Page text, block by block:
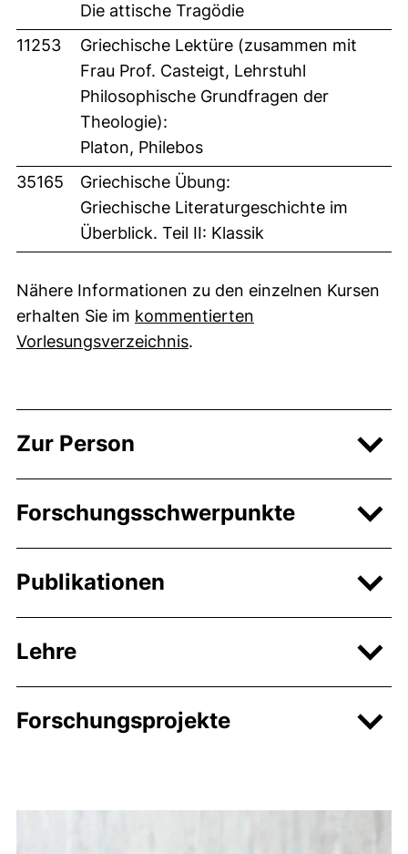
Die attische Tragödie
11253
Griechische Lektüre (zusammen mit
Frau Prof. Casteigt, Lehrstuhl
Philosophische Grundfragen der
Theologie):
Platon, Philebos
35165
Griechische Übung:
Griechische Literaturgeschichte im
Überblick. Teil II: Klassik
Nähere Informationen zu den einzelnen Kursen
erhalten Sie im kommentierten
Vorlesungsverzeichnis.
Zur Person
Forschungsschwerpunkte
Publikationen
Lehre
Forschungsprojekte